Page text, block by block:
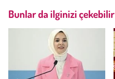
Bunlar da ilginizi çekebilir